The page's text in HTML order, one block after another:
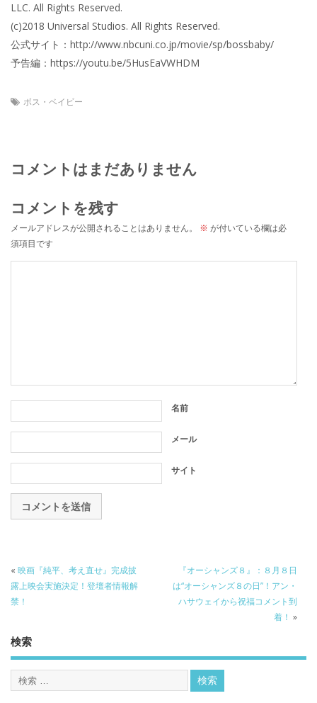
LLC. All Rights Reserved.
(c)2018 Universal Studios. All Rights Reserved.
公式サイト：http://www.nbcuni.co.jp/movie/sp/bossbaby/
予告編：https://youtu.be/5HusEaVWHDM
ボス・ベイビー
コメントはまだありません
コメントを残す
メールアドレスが公開されることはありません。 ※ が付いている欄は必
須項目です
名前
メール
サイト
« 映画『純平、考え直せ』完成披
露上映会実施決定！登壇者情報解
禁！
『オーシャンズ８』：８月８日
は“オーシャンズ８の日”！アン・
ハサウェイから祝福コメント到
着！ »
検索